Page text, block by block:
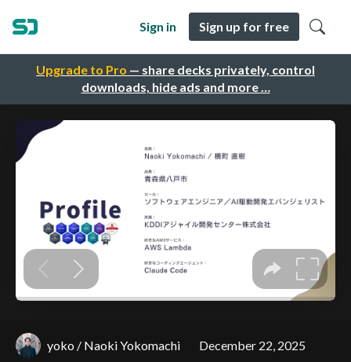
Upgrade to Pro — share decks privately, control
downloads, hide ads and more …
Sign in Sign up for free
yoko / Naoki Yokomachi December 22, 2025